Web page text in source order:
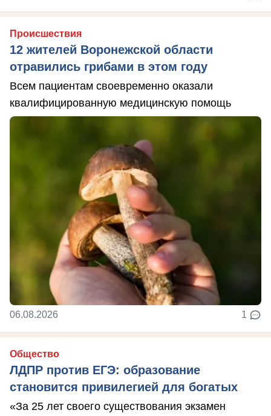
Происшествия
12 жителей Воронежской области
отравились грибами в этом году
Всем пациентам своевременно оказали
квалифицированную медицинскую помощь
06.08.2026 1
Общество
ЛДПР против ЕГЭ: образование
становится привилегией для богатых
«За 25 лет своего существования экзамен